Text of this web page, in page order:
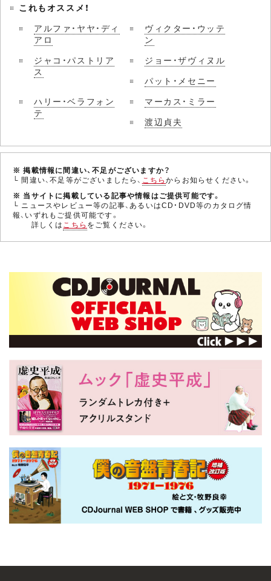
これもオススメ！
アルファ・ヤヤ・ディ
アロ
ヴィクター・ウッテ
ン
ジャコ・パストリア
ス
ジョー・ザヴィヌル
パット・メセニー
ハリー・ベラフォン
テ
マーカス・ミラー
渡辺貞夫
※ 掲載情報に間違い、不足がございますか？
└ 間違い、不足等がございましたら、 こちらからお知らせください。
※ 当サイトに掲載している記事や情報はご提供可能です。
└ ニュースやレビュー等の記事、あるいはCD・DVD等のカタログ情
報、いずれもご提供可能です。
詳しくはこちら をご覧ください。